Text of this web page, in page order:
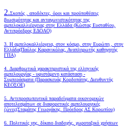
2.Σκοπός , αποδέκτες, όροι και προϋποθέσεις
βιωσιμότητας και ανταγωνιστικότητας της
αμπελοκαλλιέργειας στην Ελλάδα (Κώστας Ευσταθίου,
Αντιπρόεδρος ΕΔΟΑΟ)
3. Η αμπελοκαλλιέργεια, στον κόσμο, στην Ευρώπη , στην
Ελλάδα(Παύλος Καρανικόλας, Αναπληρωτής καθηγητής
ΓΠΑ)
4. Διαρθρωτικά χαρακτηριστικά της ελληνικής
αμπελουργίας - υφιστάμενη κατάσταση -
Συμπεράσματα (Παρασκευάς Κορδοπάτης, Διευθυντής
ΚΕΟΣΟΕ)
5. Αντιπροσωπευτικά παραδείγματα οικονομικών
αποτελεσμάτων σε διαφορετικές αμπελουργικές
ζώνες(Σταμάτης Γεωργάκης, Πρόεδρος ΑΣ Κορωπίου)
6. Πολιτικές γης, δίκαιο διαδοχής, χωροταξικό χρήσεων